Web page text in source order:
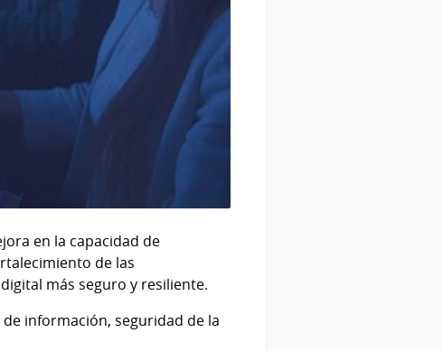
en la capacidad de
de las
más seguro y resiliente.
información, seguridad de la